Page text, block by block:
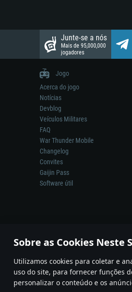
Sobre as Cookies Neste
Utilizamos cookies para coletar e
uso do site, para fornecer funções
personalizar o conteúdo e os
Junte-se a nós
Mais de 95,000,000
jogadores
Jogo
Acerca do jogo
Notícias
Devblog
Veículos Militares
FAQ
War Thunder Mobile
Changelog
Convites
Gaijin Pass
Software útil
A reprodução de qualquer
© 2011—2026 Gaijin Games Kft.
Termos e condições